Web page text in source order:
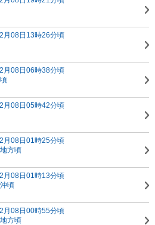
月08日13時26分頃
月08日06時38分頃
月08日05時42分頃
月08日01時25分頃
方頃
月08日01時13分頃
頃
月08日00時55分頃
方頃